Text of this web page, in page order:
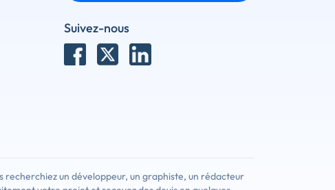
Suivez-nous
un développeur, un graphiste, un rédacteur